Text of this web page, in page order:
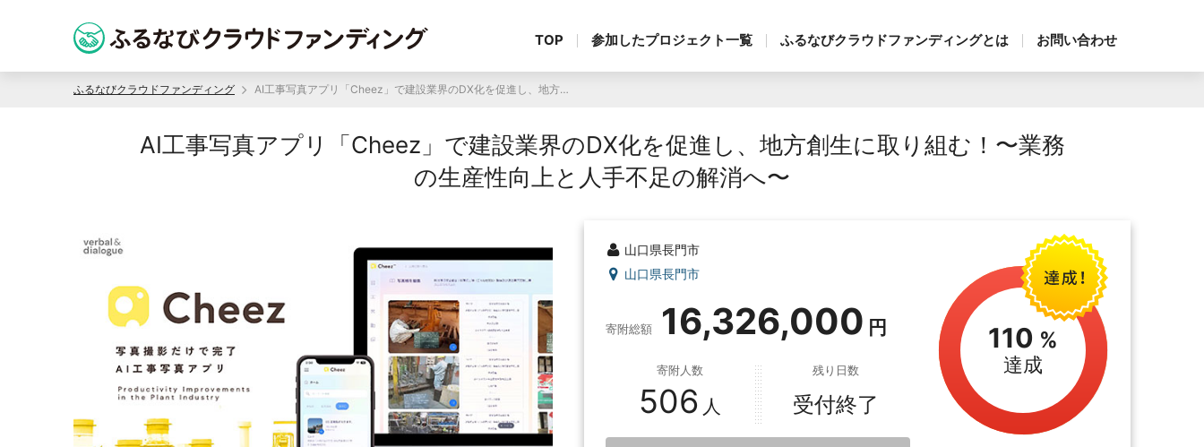
TOP 参加したプロジェクト一覧 ふるなびクラウドファンディングとは お問い合わせ
ふるなびクラウドファンディング AI工事写真アプリ「Cheez」で建設業界のDX化を促進し、地方創生に取り組む！〜業務の生産性向上と人手不足の解消へ〜
AI工事写真アプリ「Cheez」で建設業界のDX化を促進し、地方創生に取り組む！〜業務
の生産性向上と人手不足の解消へ〜
山口県長門市
山口県長門市
寄附総額 16,326,000 110
達成
寄附人数
506
残り日数
受付終了